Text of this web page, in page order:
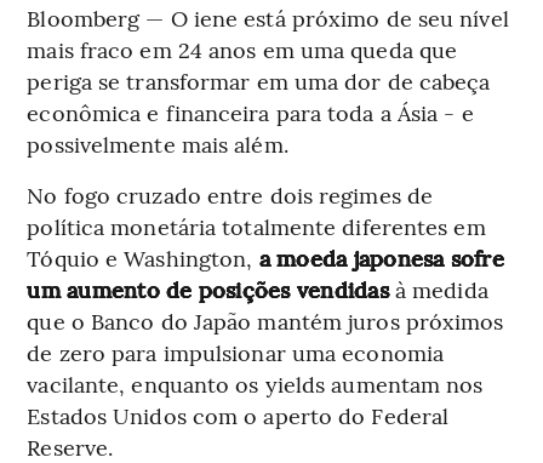
Bloomberg — O iene está próximo de seu nível
mais fraco em 24 anos em uma queda que
periga se transformar em uma dor de cabeça
econômica e financeira para toda a Ásia - e
possivelmente mais além.
No fogo cruzado entre dois regimes de
política monetária totalmente diferentes em
Tóquio e Washington, a moeda japonesa sofre
um aumento de posições vendidasà medida
que o Banco do Japão mantém juros próximos
de zero para impulsionar uma economia
vacilante, enquanto os yields aumentam nos
Estados Unidos com o aperto do Federal
Reserve.